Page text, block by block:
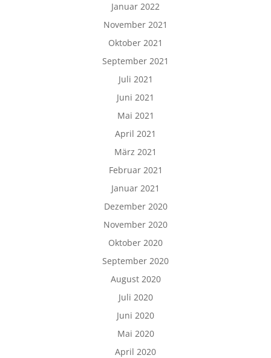
Januar 2022
November 2021
Oktober 2021
September 2021
Juli 2021
Juni 2021
Mai 2021
April 2021
März 2021
Februar 2021
Januar 2021
Dezember 2020
November 2020
Oktober 2020
September 2020
August 2020
Juli 2020
Juni 2020
Mai 2020
April 2020